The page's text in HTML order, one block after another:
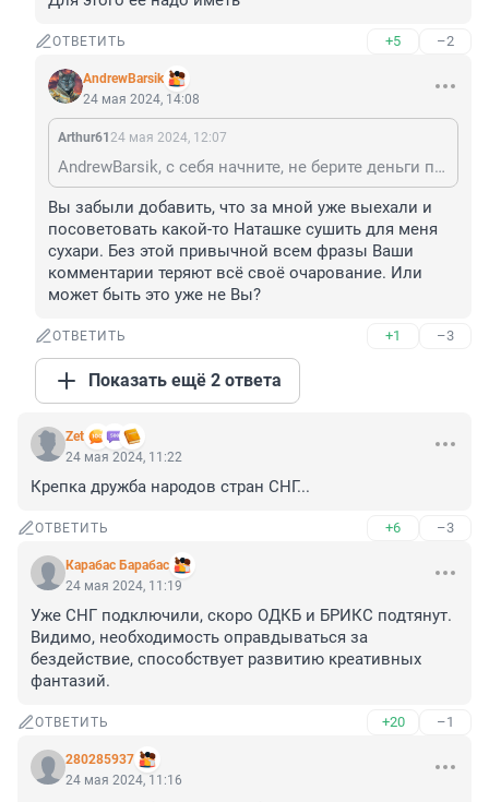
ОТВЕТИТЬ +5 –2
AndrewBarsik
24 мая 2024, 14:08
Arthur61 24 мая 2024, 12:07
AndrewBarsik, с себя начните, не берите деньги по девятке
Вы забыли добавить, что за мной уже выехали и
посоветовать какой-то Наташке сушить для меня
сухари. Без этой привычной всем фразы Ваши
комментарии теряют всё своё очарование. Или
может быть это уже не Вы?
ОТВЕТИТЬ +1 –3
Показать ещё 2 ответа
Zet
24 мая 2024, 11:22
Крепка дружба народов стран СНГ...
ОТВЕТИТЬ +6 –3
Карабас Барабас
24 мая 2024, 11:19
Уже СНГ подключили, скоро ОДКБ и БРИКС подтянут.
Видимо, необходимость оправдываться за
бездействие, способствует развитию креативных
фантазий.
ОТВЕТИТЬ +20 –1
280285937
24 мая 2024, 11:16